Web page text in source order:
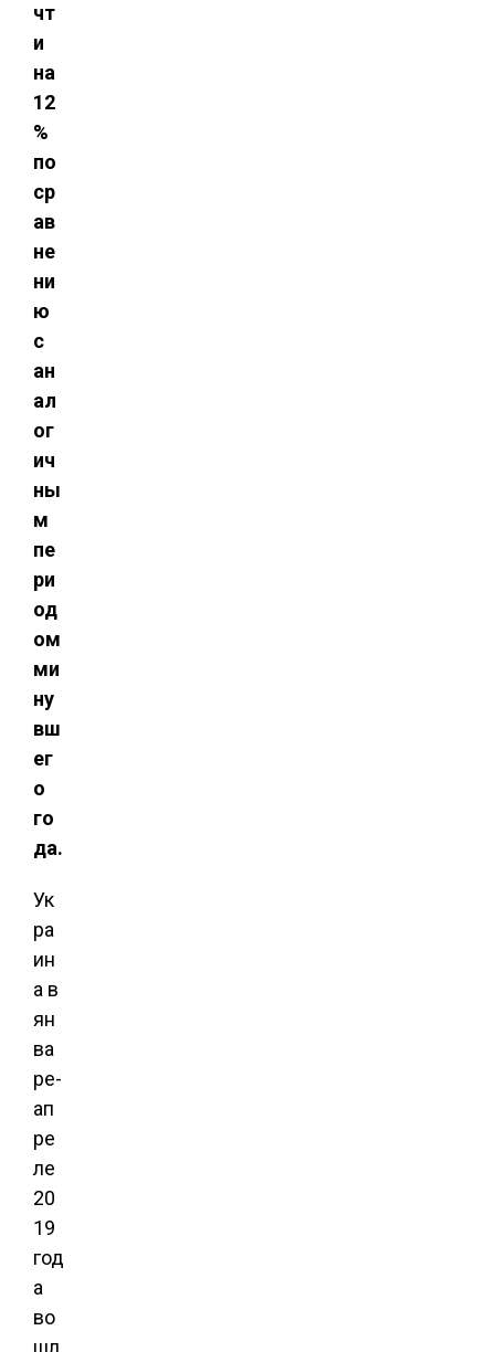
чт
и
на
12
%
по
ср
ав
не
ни
ю
с
ан
ал
ог
ич
ны
м
пе
ри
од
ом
ми
ну
вш
ег
о
го
да.
Ук
ра
ин
а в
ян
ва
ре-
ап
ре
ле
20
19
год
а
во
шл